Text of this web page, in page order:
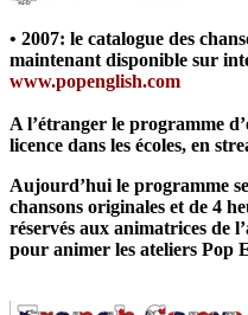
• 2007: le catalogue des
maintenant disponible sur
www.popenglish.com
A l’étranger le programme
licence dans les écoles, en
Aujourd’hui le programme
chansons originales et de 4
réservés aux animatrices de
pour animer les ateliers Pop